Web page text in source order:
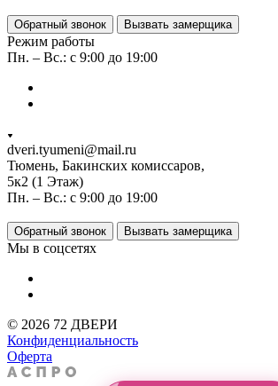
Обратный звонок Вызвать замерщика
Режим работы
Пн. – Вс.: с 9:00 до 19:00
dveri.tyumeni@mail.ru
Тюмень, Бакинских комиссаров,
5к2 (1 Этаж)
Пн. – Вс.: с 9:00 до 19:00
Обратный звонок Вызвать замерщика
Мы в соцсетях
© 2026 72 ДВЕРИ
Конфиденциальность
Оферта